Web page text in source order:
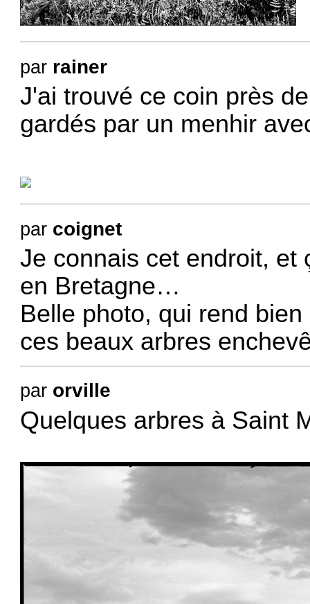
par rainer
J'ai trouvé ce coin près
gardés par un menhir
par coignet
Je connais cet endroit, et
en Bretagne…
Belle photo, qui rend
ces beaux arbres
par orville
Quelques arbres à Saint